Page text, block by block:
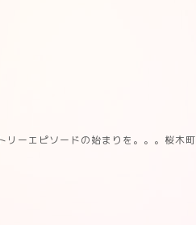
リーエピソードの始まりを。。。桜木町